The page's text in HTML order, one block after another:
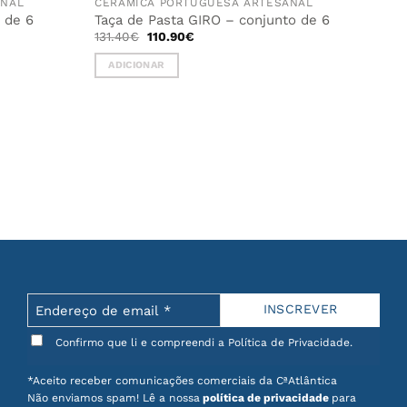
de 6 Taça de Pasta GIRO – conjunto de 6
131.40€ O
original
era:
131.40€.
110.90€
ADICIONAR
Confirmo que li e compreendi a Política de Privacidade.
*Aceito receber comunicações comerciais da CªAtlântica
Não enviamos spam! Lê a nossa política de privacidade para